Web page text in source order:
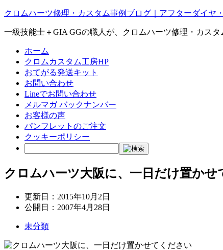
クロムハーツ修理・カスタム事例ブログ｜アフターダイヤ
一級技能士＋GIA GGの職人が、クロムハーツ修理・カス
ホーム
クロムカスタム工房HP
おてがる発送キット
お問い合わせ
Lineでお問い合わせ
メルマガ バックナンバー
お客様の声
パンフレットのご注文
クッキーポリシー
クロムハーツ大阪に、一日だけ置かせ
更新日： 2015年10月2日
公開日： 2007年4月28日
未分類